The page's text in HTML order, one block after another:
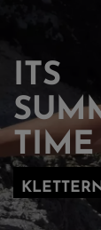
ITS
TIME